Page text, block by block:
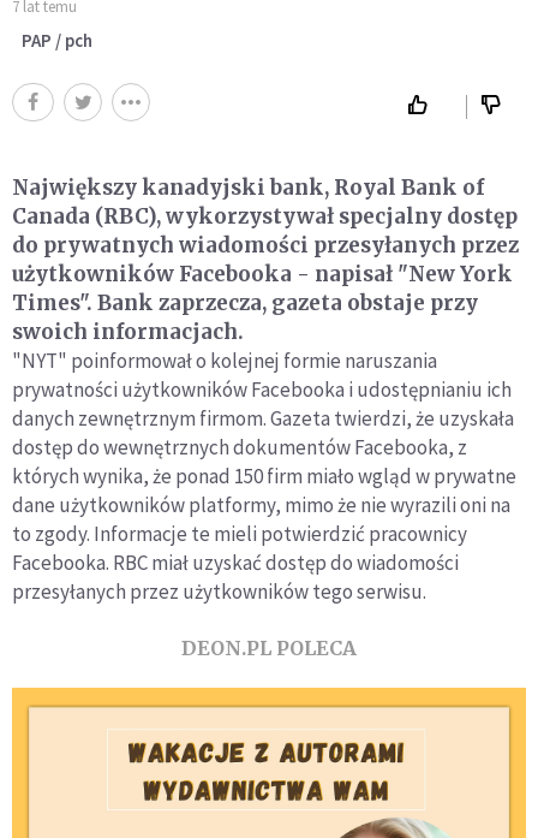
7 lat temu
PAP / pch
Największy kanadyjski bank, Royal Bank of
Canada (RBC), wykorzystywał specjalny dostęp
do prywatnych wiadomości przesyłanych przez
użytkowników Facebooka - napisał "New York
Times". Bank zaprzecza, gazeta obstaje przy
swoich informacjach.
"NYT" poinformował o kolejnej formie naruszania
prywatności użytkowników Facebooka i udostępnianiu ich
danych zewnętrznym firmom. Gazeta twierdzi, że uzyskała
dostęp do wewnętrznych dokumentów Facebooka, z
których wynika, że ponad 150 firm miało wgląd w prywatne
dane użytkowników platformy, mimo że nie wyrazili oni na
to zgody. Informacje te mieli potwierdzić pracownicy
Facebooka. RBC miał uzyskać dostęp do wiadomości
przesyłanych przez użytkowników tego serwisu.
DEON.PL POLECA